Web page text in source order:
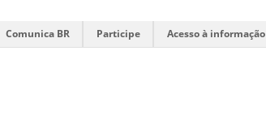
Comunica BR Participe Acesso à informação